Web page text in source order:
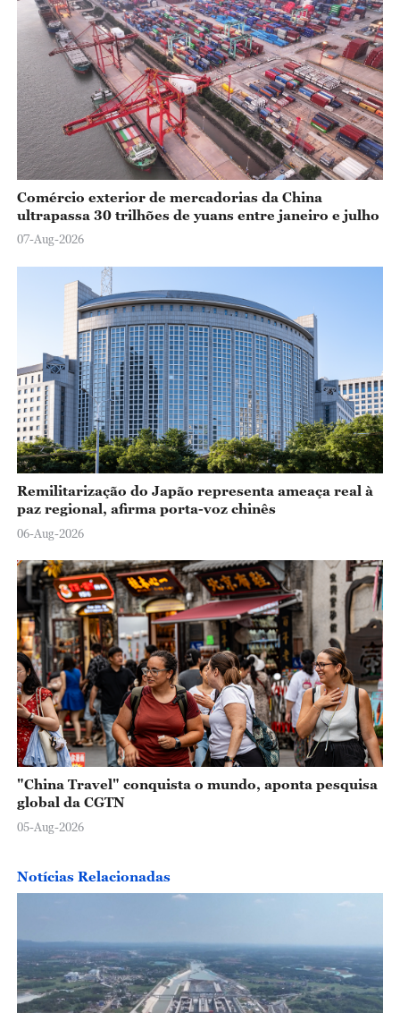
V
i
d
e
o
Comércio exterior de mercadorias da China
ultrapassa 30 trilhões de yuans entre janeiro e julho
07-Aug-2026
Remilitarização do Japão representa ameaça real à
paz regional, afirma porta-voz chinês
06-Aug-2026
"China Travel" conquista o mundo, aponta pesquisa
global da CGTN
05-Aug-2026
Notícias Relacionadas